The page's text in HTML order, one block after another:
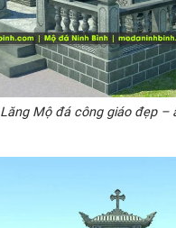
Lăng Mộ đá công giáo đẹp –